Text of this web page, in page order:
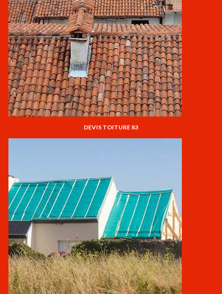
DEVIS TOITURE 83